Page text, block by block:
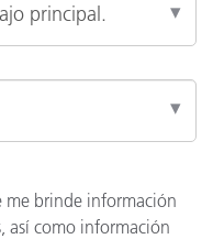
me brinde información
así como información